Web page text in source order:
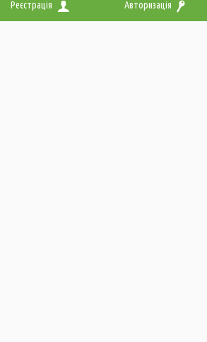
Реєстрація Авторизація